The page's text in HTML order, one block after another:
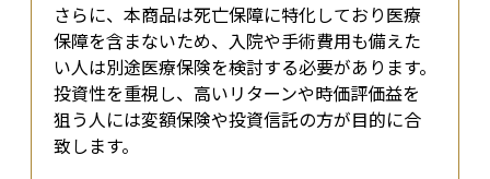
さらに、本商品は死亡保障に特化しており医療
保障を含まないため、入院や手術費用も備えた
い人は別途医療保険を検討する必要があります。
投資性を重視し、高いリターンや時価評価益を
狙う人には変額保険や投資信託の方が目的に合
致します。